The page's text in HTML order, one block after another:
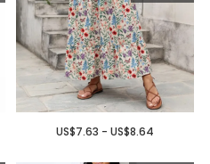
US$7.63 - US$8.64